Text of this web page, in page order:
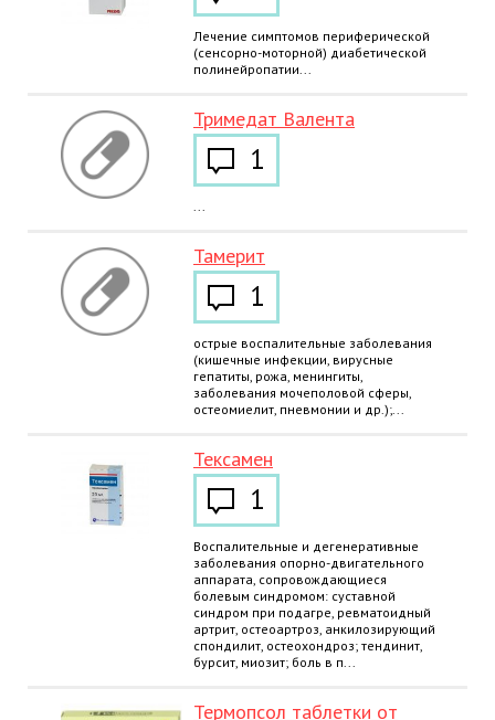
Лечение симптомов периферической
(сенсорно-моторной) диабетической
полинейропатии...
Тримедат Валента
1
...
Тамерит
1
острые воспалительные заболевания
(кишечные инфекции, вирусные
гепатиты, рожа, менингиты,
заболевания мочеполовой сферы,
остеомиелит, пневмонии и др.);...
Тексамен
1
Воспалительные и дегенеративные
заболевания опорно-двигательного
аппарата, сопровождающиеся
болевым синдромом: суставной
синдром при подагре, ревматоидный
артрит, остеоартроз, анкилозирующий
спондилит, остеохондроз; тендинит,
бурсит, миозит; боль в п...
Термопсол таблетки от